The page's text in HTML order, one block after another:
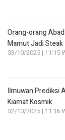
Orang-orang
Mamut Jadi Steak
03/10/2025 | 11:15
Ilmuwan Prediksi
Kiamat Kosmik
02/10/2025 | 11:16